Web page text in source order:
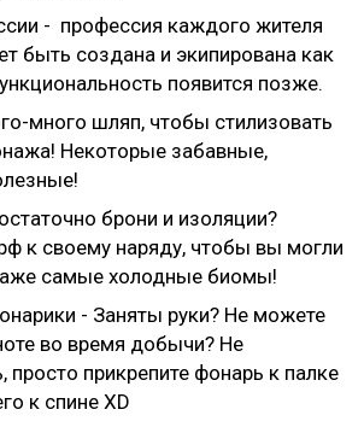
- профессия каждого жителя
быть создана и экипирована как
появится позже.
много шляп, чтобы стилизовать
Некоторые забавные,
брони и изоляции?
к своему наряду, чтобы вы могли
самые холодные биомы!
- Заняты руки? Не можете
во время добычи? Не
просто прикрепите фонарь к палке
к спине XD